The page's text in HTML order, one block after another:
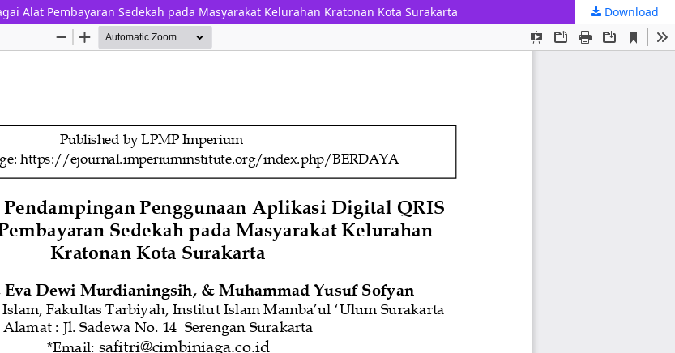
Alat Pembayaran Sedekah pada Masyarakat Kelurahan Kratonan Kota Surakarta Download